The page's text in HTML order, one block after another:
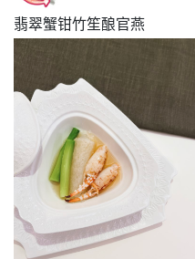
翡翠蟹钳竹笙酿官燕